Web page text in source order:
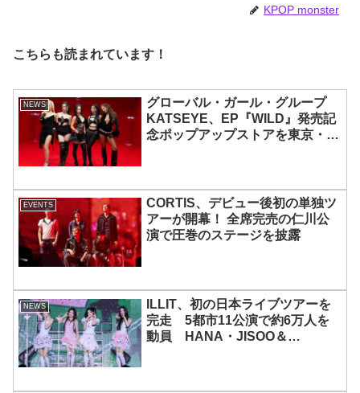
KPOP monster
こちらも読まれています！
NEWS
グローバル・ガール・グループ
KATSEYE、EP『WILD』発売記
念ポップアップストアを東京・原
EVENTS
CORTIS、デビュー後初の単独ツ
アーが開幕！ 全席完売の仁川公
演で圧巻のステージを披露
NEWS
ILLIT、初の日本ライブツアーを
完走 5都市11公演で約6万人を
動員 HANA・JISOO＆